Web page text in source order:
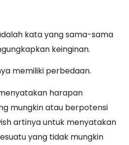
kata yang sama-sama
keinginan.
memiliki perbedaan.
harapan
mungkin atau berpotensi
artinya untuk menyatakan
yang tidak mungkin